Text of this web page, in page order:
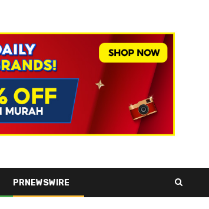
PRNEWSWIRE